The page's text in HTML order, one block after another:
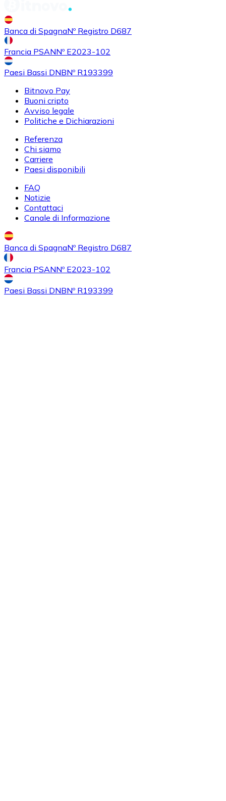
Acquistare
SHIB
AcquistareUniswap
UNI
Acquistare
ETC
Banca di SpagnaNº Registro D687
Francia PSANNº E2023-102
Paesi Bassi DNBNº R193399
Bitnovo Pay
Buoni cripto
Avviso legale
Politiche e Dichiarazioni
Referenza
Chi siamo
Carriere
Paesi disponibili
FAQ
Notizie
Contattaci
Canale di Informazione
Banca di SpagnaNº Registro D687
Francia PSANNº E2023-102
Paesi Bassi DNBNº R193399